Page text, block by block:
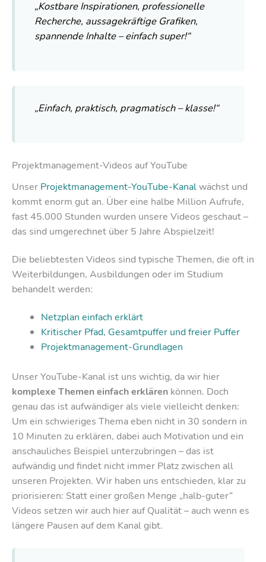
„Kostbare Inspirationen, professionelle
Recherche, aussagekräftige Grafiken,
spannende Inhalte – einfach super!“
„Einfach, praktisch, pragmatisch – klasse!“
Projektmanagement-Videos auf YouTube
Unser Projektmanagement-YouTube-Kanalwächst und
kommt enorm gut an. Über eine halbe Million Aufrufe,
fast 45.000 Stunden wurden unsere Videos geschaut –
das sind umgerechnet über 5 Jahre Abspielzeit!
Die beliebtesten Videos sind typische Themen, die oft in
Weiterbildungen, Ausbildungen oder im Studium
behandelt werden:
Netzplan einfach erklärt
Kritischer Pfad, Gesamtpuffer und freier Puffer
Projektmanagement-Grundlagen
Unser YouTube-Kanal ist uns wichtig, da wir hier
komplexe Themen einfach erklären können. Doch
genau das ist aufwändiger als viele vielleicht denken:
Um ein schwieriges Thema eben nicht in 30 sondern in
10 Minuten zu erklären, dabei auch Motivation und ein
anschauliches Beispiel unterzubringen – das ist
aufwändig und findet nicht immer Platz zwischen all
unseren Projekten. Wir haben uns entschieden, klar zu
priorisieren: Statt einer großen Menge „halb-guter“
Videos setzen wir auch hier auf Qualität – auch wenn es
längere Pausen auf dem Kanal gibt.